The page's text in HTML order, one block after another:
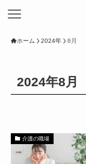
ホーム 2024年 8月
2024年8月
介護の職場